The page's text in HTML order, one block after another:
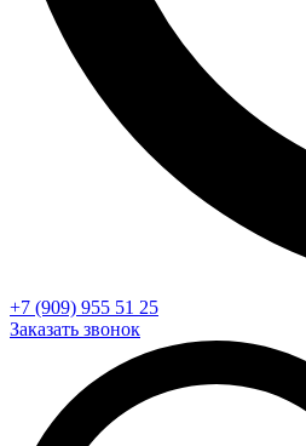
+7 (909) 955 51 25
Заказать звонок